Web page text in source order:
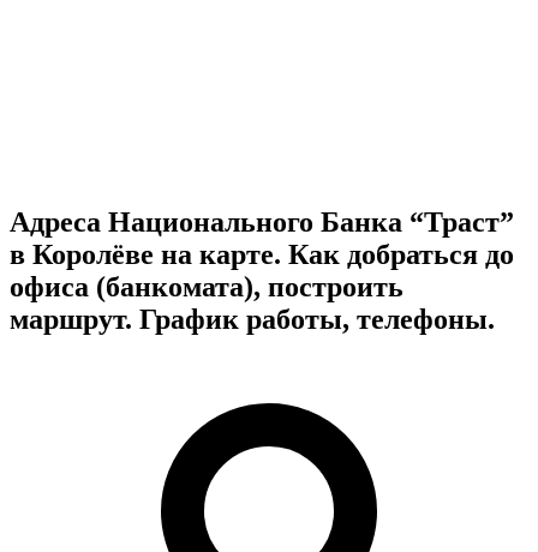
Адреса Национального Банка “Траст”
в Королёве на карте. Как добраться до
офиса (банкомата), построить
маршрут. График работы, телефоны.